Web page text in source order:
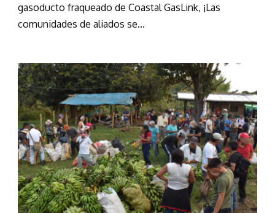
gasoducto fraqueado de Coastal GasLink, ¡Las
comunidades de aliados se...